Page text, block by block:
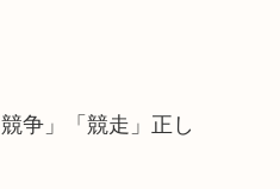
争」「競走」正し